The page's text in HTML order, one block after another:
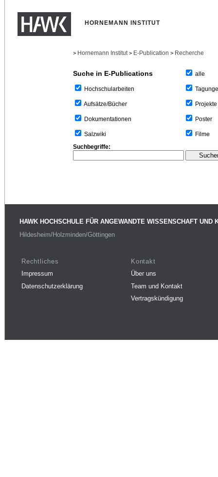
HORNEMANN INSTITUT
> Hornemann Institut > E-Publication > Recherche
Suche in E-Publications
Hochschularbeiten
Aufsätze/Bücher
Dokumentationen
Salzwiki
alle
Projekte
Poster
Filme
Suchbegriffe:
HAWK HOCHSCHULE FÜR ANGEWANDTE WISSENSCHAFT UND
Hildesheim/Holzminden/Göttingen
Rechtliches
Impressum
Datenschutzerklärung
Kontakt
Über uns
Team und Kontakt
Vertragskündigung